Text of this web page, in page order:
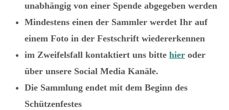
unabhängig von einer Spende abgegeben werden
Mindestens einen der Sammler werdet Ihr auf
einem Foto in der Festschrift wiedererkennen
im Zweifelsfall kontaktiert uns bitte hier oder
über unsere Social Media Kanäle.
Die Sammlung endet mit dem Beginn des
Schützenfestes